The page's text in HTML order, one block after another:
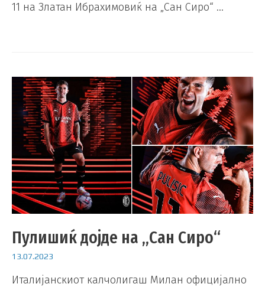
11 на Златан Ибрахимовиќ на „Сан Сиро“ …
Пулишиќ дојде на „Сан Сиро“
13.07.2023
Италијанскиот калчолигаш Милан официјално